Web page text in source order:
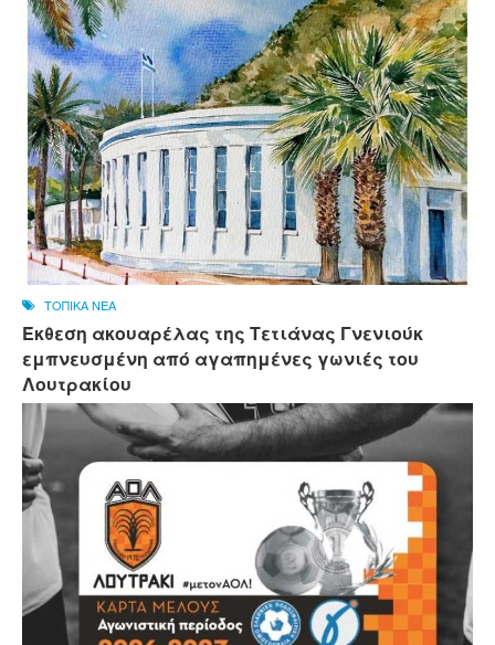
ΤΟΠΙΚΑ ΝΕΑ
Έκθεση ακουαρέλας της Τετιάνας Γνενιούκ
εμπνευσμένη από αγαπημένες γωνιές του
Λουτρακίου